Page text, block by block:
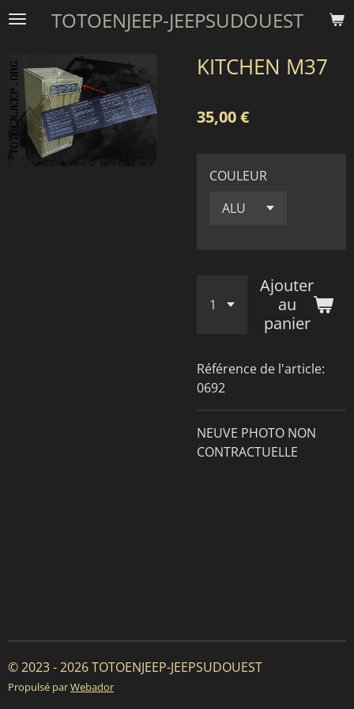
Passer
principal
TOTOENJEEP-JEEPSUDOUEST
KITCHEN M37
35,00 €
COULEUR
Ajouter
au
panier
Référence de l'article:
0692
NEUVE PHOTO NON
CONTRACTUELLE
© 2023 - 2026 TOTOENJEEP-JEEPSUDOUEST
Propulsé parWebador